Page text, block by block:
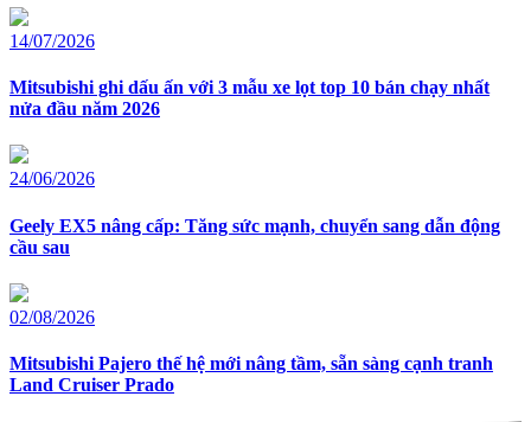
14/07/2026
Mitsubishi ghi dấu ấn với 3 mẫu xe lọt top 10 bán chạy nhất
nửa đầu năm 2026
24/06/2026
Geely EX5 nâng cấp: Tăng sức mạnh, chuyển sang dẫn động
cầu sau
02/08/2026
Mitsubishi Pajero thế hệ mới nâng tầm, sẵn sàng cạnh tranh
Land Cruiser Prado